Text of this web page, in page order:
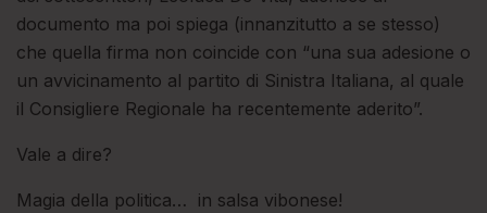
documento ma poi spiega (innanzitutto a se stesso)
che quella firma non coincide con “una sua adesione o
un avvicinamento al partito di Sinistra Italiana, al quale
il Consigliere Regionale ha recentemente aderito”.
Vale a dire?
Magia della politica… in salsa vibonese!